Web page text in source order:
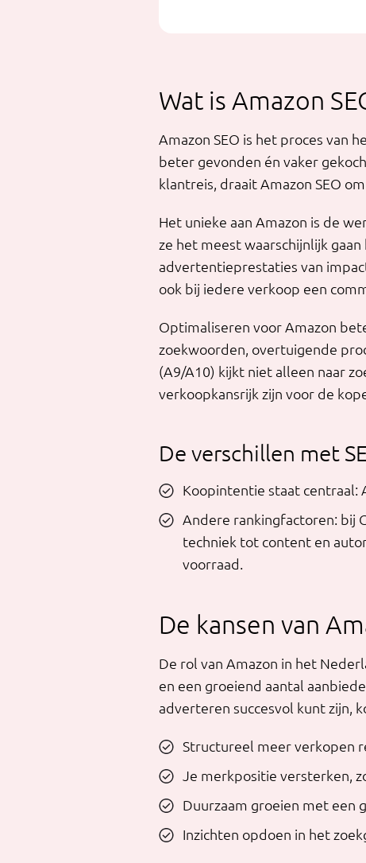
Wat is Amazon
Amazon SEO is het proces van
beter gevonden én vaker
klantreis, draait Amazon SEO
Het unieke aan Amazon is de
ze het meest waarschijnlijk
advertentieprestaties van
ook bij iedere verkoop een
Optimaliseren voor Amazon
zoekwoorden, overtuigende
(A9/A10) kijkt niet alleen naar
verkoopkansrijk zijn voor de
De verschillen met
Koopintentie staat centraal:
Andere rankingfactoren: bij
techniek tot content en
voorraad.
De kansen van
De rol van Amazon in het
en een groeiend aantal
adverteren succesvol kunt zijn,
Structureel meer verkopen
Je merkpositie versterken,
Duurzaam groeien met een
Inzichten opdoen in het